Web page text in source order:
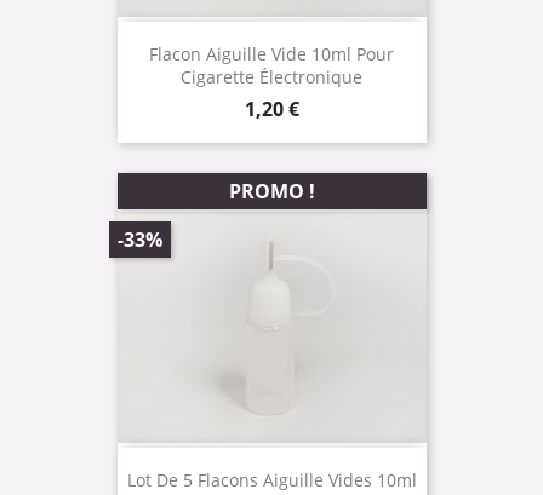
Flacon Aiguille Vide 10ml Pour
Cigarette Électronique
Prix
1,20 €
Lot De 5 Flacons Aiguille Vides 10ml
-33%
PROMO !